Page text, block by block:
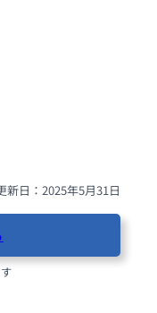
新日：2025年5月31日